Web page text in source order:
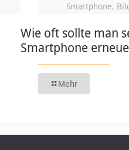
Smartphone,
Wie oft sollte man
Smartphone
Mehr